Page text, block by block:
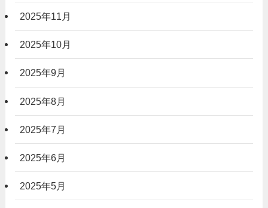
2025年11月
2025年10月
2025年9月
2025年8月
2025年7月
2025年6月
2025年5月